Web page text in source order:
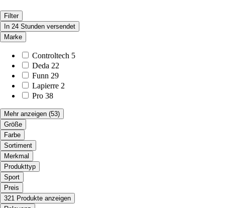
Filter
In 24 Stunden versendet
Marke
Controltech 5
Deda 22
Funn 29
Lapierre 2
Pro 38
Mehr anzeigen (53)
Größe
Farbe
Sortiment
Merkmal
Produkttyp
Sport
Preis
321 Produkte anzeigen